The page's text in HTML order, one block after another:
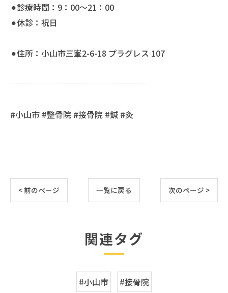
⚫︎診療時間：9：00〜21：00
⚫︎休診：祝日
⚫︎住所：小山市三峯2-6-18 プラグレス 107
┈┈┈┈┈┈┈┈┈┈┈┈┈┈┈┈┈
#小山市 #整骨院 #接骨院 #鍼 #灸
< 前のページ 一覧に戻る 次のページ >
関連タグ
#小山市 #接骨院